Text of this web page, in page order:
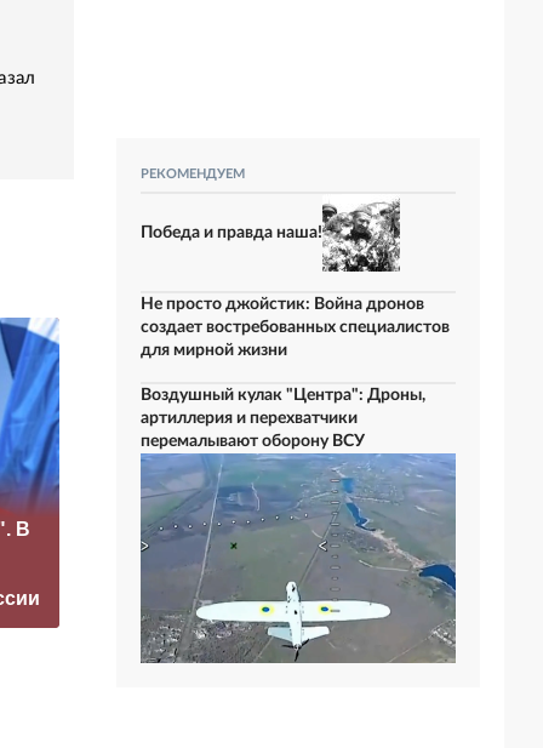
В
«Это конец всего»:
Захарова
прокомментировал
а фестиваль в
Маск сделал
неожиданное
заявление о
завершении СВО
РЕКОМЕНДУЕМ
Победа и правда наша!
Не просто джойстик: Война дронов
создает востребованных специалистов
для мирной жизни
Воздушный кулак "Центра": Дроны,
артиллерия и перехватчики
перемалывают оборону ВСУ